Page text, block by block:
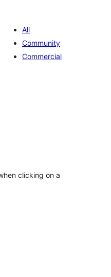
All
Community
Commercial
clicking on a